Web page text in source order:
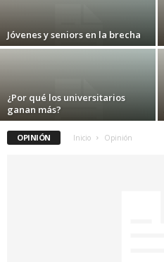
Jóvenes y seniors en la brecha
¿Por qué los universitarios
ganan más?
OPINIÓN Inicio Opinión